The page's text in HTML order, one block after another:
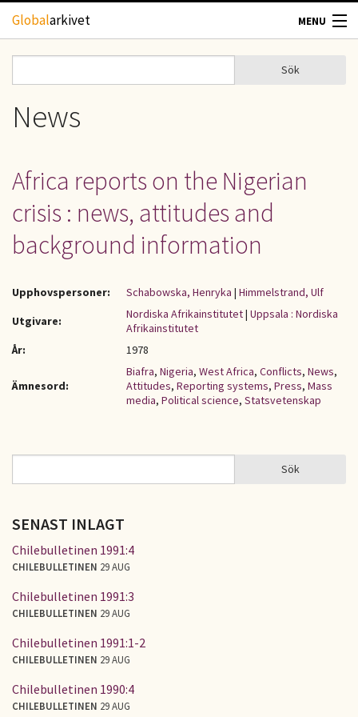
Hoppa till huvudinnehåll
Globalarkivet MENU
TIDSKRIFTER
UPPHOVSRÄTT
OM OSS
Sökformulär
Sök
News
Africa reports on the Nigerian
crisis : news, attitudes and
background information
Upphovspersoner: Schabowska, Henryka | Himmelstrand, Ulf
Utgivare:
Nordiska Afrikainstitutet| Uppsala : Nordiska
Afrikainstitutet
År:
1978
Ämnesord:
Biafra, Nigeria, West Africa, Conflicts, News,
Attitudes, Reporting systems, Press, Mass
media, Political science, Statsvetenskap
SÖKFORMULÄR Sök
SENAST INLAGT
Chilebulletinen 1991:4
CHILEBULLETINEN 29 AUG
Chilebulletinen 1991:3
CHILEBULLETINEN 29 AUG
Chilebulletinen 1991:1-2
CHILEBULLETINEN 29 AUG
Chilebulletinen 1990:4
CHILEBULLETINEN 29 AUG